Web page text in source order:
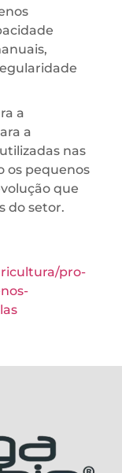
a
a
nas
os pequenos
que
do setor.
pro-